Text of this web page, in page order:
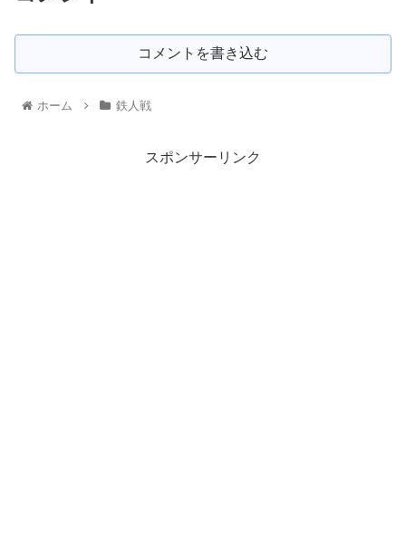
コメントを書き込む
ホーム 鉄人戦
スポンサーリンク